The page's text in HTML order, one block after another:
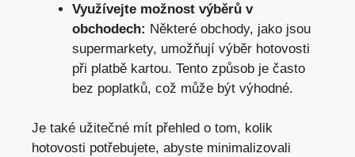
Využívejte možnost výběrů v
obchodech: Některé obchody, jako jsou
supermarkety, umožňují výběr hotovosti
při platbě kartou. Tento způsob je často
bez poplatků, což může být výhodné.
Je také užitečné mít přehled o tom, kolik
hotovosti potřebujete, abyste minimalizovali